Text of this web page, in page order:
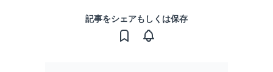
記事をシェアもしくは保存